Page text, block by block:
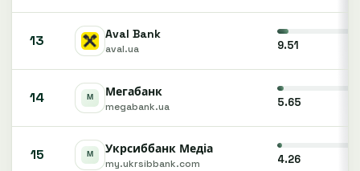
13 Aval Bank
aval.ua 9.51
14 Мегабанк
megabank.ua 5.65
15 Укрсиббанк Медіа
my.ukrsibbank.com 4.26